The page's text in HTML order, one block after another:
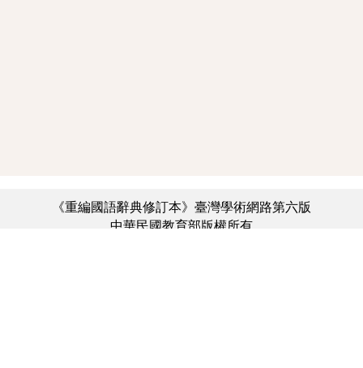
《重編國語辭典修訂本》臺灣學術網路第六版
中華民國教育部版權所有